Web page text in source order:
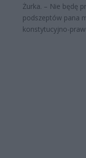
Żurka. – Nie będę
podszeptów pana
konstytucyjno-